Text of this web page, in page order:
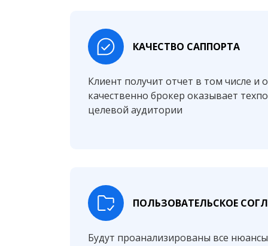
КАЧЕСТВО САППОРТА
Клиент получит отчет в том числе и
качественно брокер оказывает
целевой аудитории
ПОЛЬЗОВАТЕЛЬСКОЕ
Будут проанализированы все